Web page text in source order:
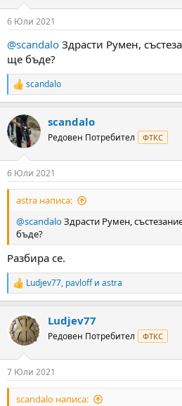
s
6 Юли 2021
@scandalo Здрасти Румен,
ще бъде?
R
e
c
t
i
s
:
scandalo
scandalo
Редовен Потребител ФТКС
6 Юли 2021
astra написа:
@scandaloЗдрасти Румен,
бъде?
Разбира се.
R
e
c
t
i
s
:
Ludjev77, pavloffи astra
Ludjev77
Редовен Потребител ФТКС
7 Юли 2021
scandalo написа: